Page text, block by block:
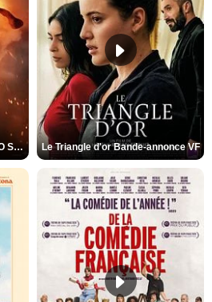
L'Odyssée Bande-annonce VO STFR Le Triangle d'or Bande-annonce VF